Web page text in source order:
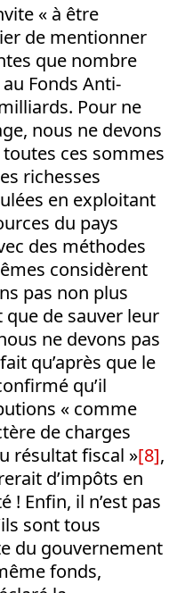
« à être
de mentionner
que nombre
Fonds Anti-
Pour ne
nous ne devons
ces sommes
richesses
en exploitant
du pays
des méthodes
considèrent
pas non plus
que de sauver leur
ne devons pas
qu’après que le
qu’il
« comme
de charges
résultat fiscal »[8],
d’impôts en
! Enfin, il n’est pas
sont tous
du gouvernement
fonds,